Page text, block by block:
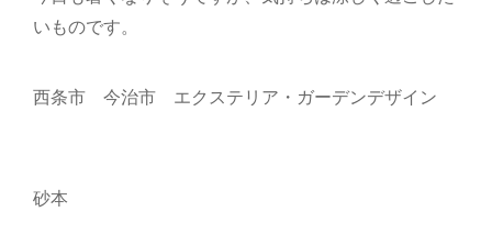
いものです。
西条市 今治市 エクステリア・ガーデンデザイン
砂本